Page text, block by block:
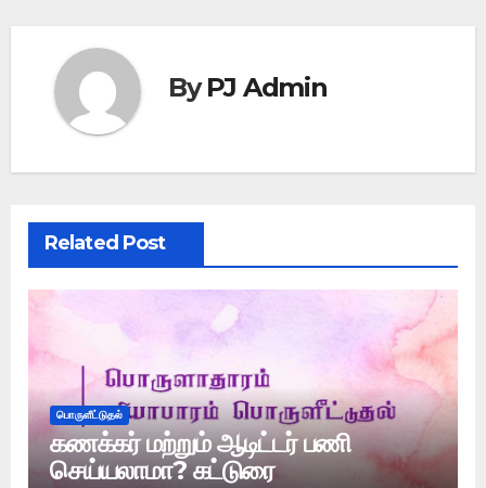
ByPJ Admin
Related Post
பொருளீட்டுதல்
கணக்கர் மற்றும் ஆடிட்டர் பணி
செய்யலாமா? கட்டுரை